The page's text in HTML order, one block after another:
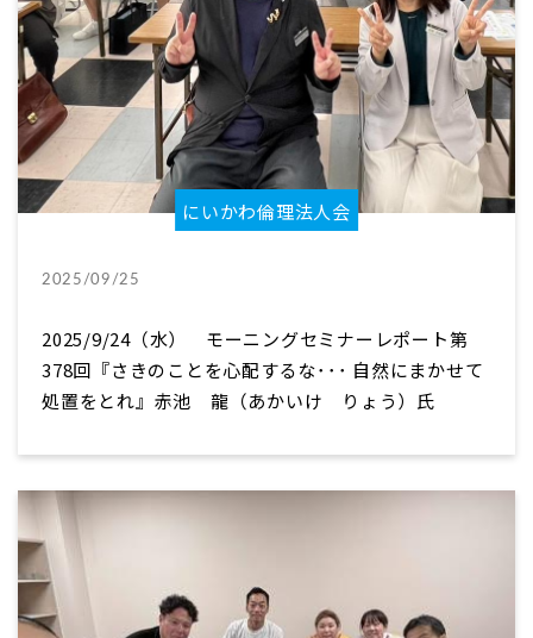
にいかわ倫理法人会
2025/09/25
2025/9/24（水） モーニングセミナーレポート第
378回『さきのことを心配するな･･･ 自然にまかせて
処置をとれ』赤池 龍（あかいけ りょう）氏